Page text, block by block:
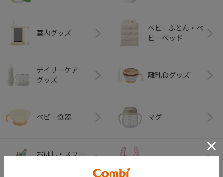
室内グッズ
ベビーふとん・ベ
ビーベッド
デイリーケア
グッズ
離乳食グッズ
ベビー食器 マグ
おはし・スプー